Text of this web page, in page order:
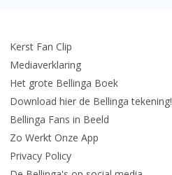
Kerst Fan Clip
Mediaverklaring
Het grote Bellinga Boek
Download hier de Bellinga tekening!
Bellinga Fans in Beeld
Zo Werkt Onze App
Privacy Policy